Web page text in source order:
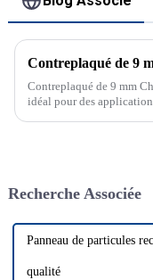
Contreplaqué de 9 mm
idéal pour des
pour chaque application.
Recherche Associée
Panneau de particules
qualité